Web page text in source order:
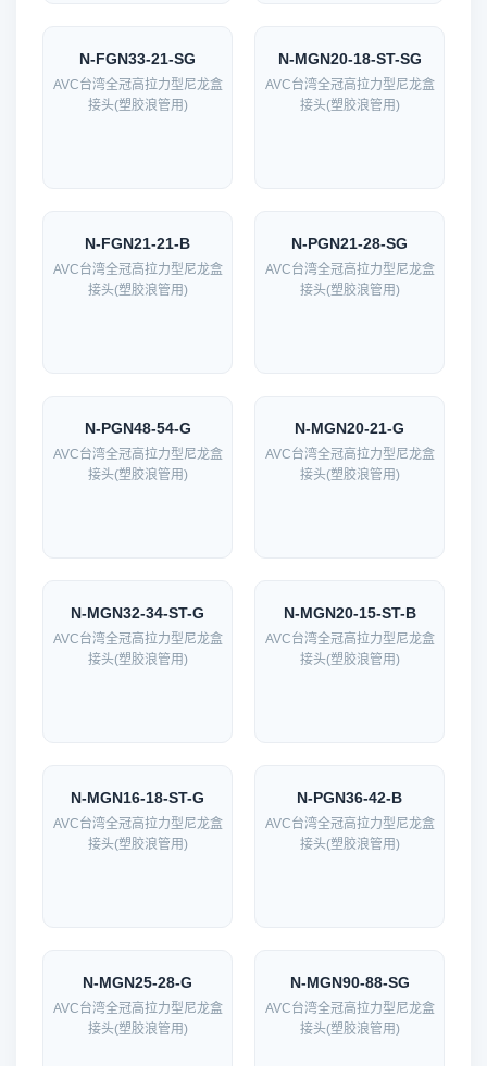
N-FGN33-21-SG
AVC台湾全冠高拉力型尼龙盒
接头(塑胶浪管用)
N-MGN20-18-ST-SG
AVC台湾全冠高拉力型尼龙盒
接头(塑胶浪管用)
N-FGN21-21-B
AVC台湾全冠高拉力型尼龙盒
接头(塑胶浪管用)
N-PGN21-28-SG
AVC台湾全冠高拉力型尼龙盒
接头(塑胶浪管用)
N-PGN48-54-G
AVC台湾全冠高拉力型尼龙盒
接头(塑胶浪管用)
N-MGN20-21-G
AVC台湾全冠高拉力型尼龙盒
接头(塑胶浪管用)
N-MGN32-34-ST-G
AVC台湾全冠高拉力型尼龙盒
接头(塑胶浪管用)
N-MGN20-15-ST-B
AVC台湾全冠高拉力型尼龙盒
接头(塑胶浪管用)
N-MGN16-18-ST-G
AVC台湾全冠高拉力型尼龙盒
接头(塑胶浪管用)
N-PGN36-42-B
AVC台湾全冠高拉力型尼龙盒
接头(塑胶浪管用)
N-MGN25-28-G
AVC台湾全冠高拉力型尼龙盒
接头(塑胶浪管用)
N-MGN90-88-SG
AVC台湾全冠高拉力型尼龙盒
接头(塑胶浪管用)